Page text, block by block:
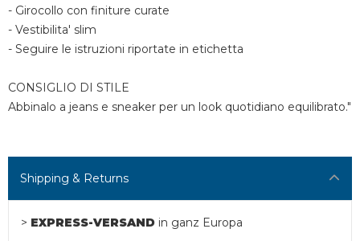
- Girocollo con finiture curate
- Vestibilita' slim
- Seguire le istruzioni riportate in etichetta
CONSIGLIO DI STILE
Abbinalo a jeans e sneaker per un look quotidiano equilibrato."
Shipping & Returns
> EXPRESS-VERSAND in ganz Europa